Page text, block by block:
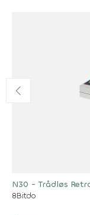
N30 - Trådløs
8Bitdo